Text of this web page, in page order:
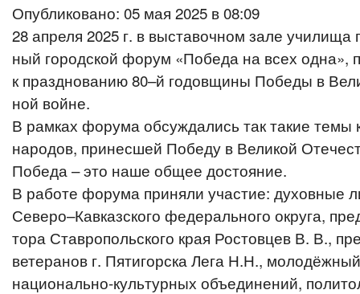
Опубликовано: 05 мая 2025 в 08:09
28 апреля 2025 г. в выста­воч­ном зале
ный город­ской форум «Победа на всех одна»,
к празд­но­ва­нию 80–й годов­щи­ны Победы в
ной войне.
В рамках форума обсуж­да­лись так такие темы
народов, при­нес­шей Победу в Великой
Победа – это наше общее достояние.
В работе форума приняли участие: духов­ные
Северо–Кавказского феде­раль­но­го округа,
то­ра Став­ро­поль­ско­го края Ростов­цев В. В.,
вете­ра­нов г. Пяти­гор­ска Лега Н.Н.,
наци­о­наль­но-куль­тур­ных объ­еди­не­ний,